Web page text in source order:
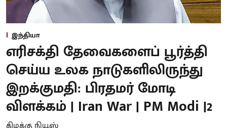
இந்தியா
எரிசக்தி தேவைகளைப் பூர்த்தி
செய்ய உலக நாடுகளிலிருந்து
இறக்குமதி: பிரதமர் மோடி
விளக்கம் | Iran War | PM Modi |2